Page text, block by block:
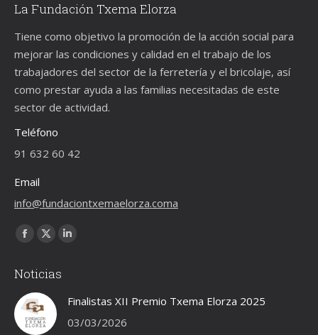
La Fundación Txema Elorza
Tiene como objetivo la promoción de la acción social para
mejorar las condiciones y calidad en el trabajo de los
trabajadores del sector de la ferretería y el bricolaje, así
como prestar ayuda a las familias necesitadas de este
sector de actividad.
Teléfono
91 632 60 42
Email
info@fundaciontxemaelorza.coma
Encuéntranos en:
Facebook
opens
in
new
X
opens
in
new
Linkedin
in
Noticias
Finalistas XII Premio Txema Elorza 2025
03/03/2026